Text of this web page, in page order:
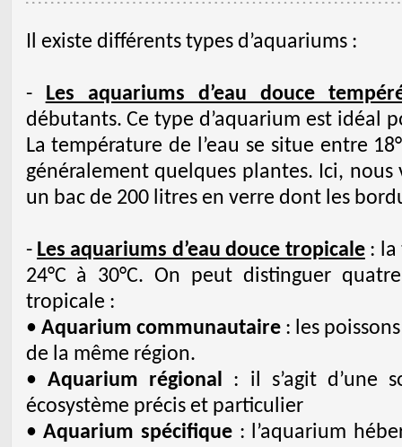
Il existe différents types d’aquariums :
- Les aquariums d’eau douce
débutants. Ce type d’aquarium est idéal
La température de l’eau se situe entre
généralement quelques plantes. Ici,
un bac de 200 litres en verre dont les
- Les aquariums d’eau douce tropicale: la
24°C à 30°C. On peut distinguer
tropicale :
• Aquarium communautaire: les
de la même région.
• Aquarium régional : il s’agit d’une
écosystème précis et particulier
•Aquarium spécifique: l’aquarium